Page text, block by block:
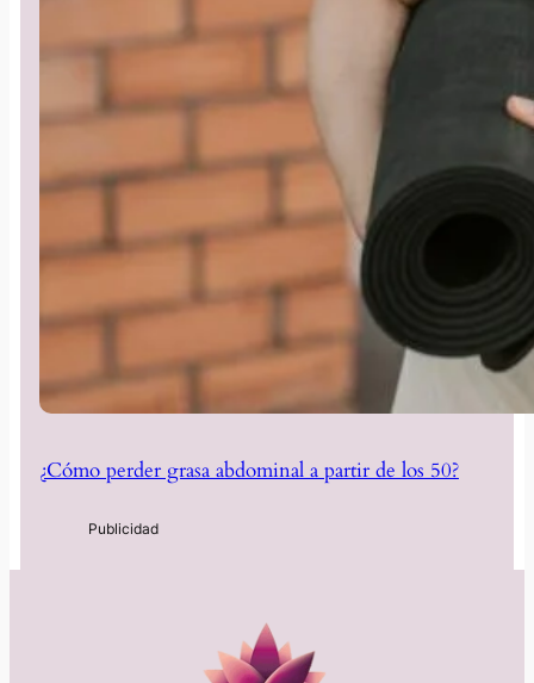
¿Cómo perder grasa abdominal a partir de los 50?